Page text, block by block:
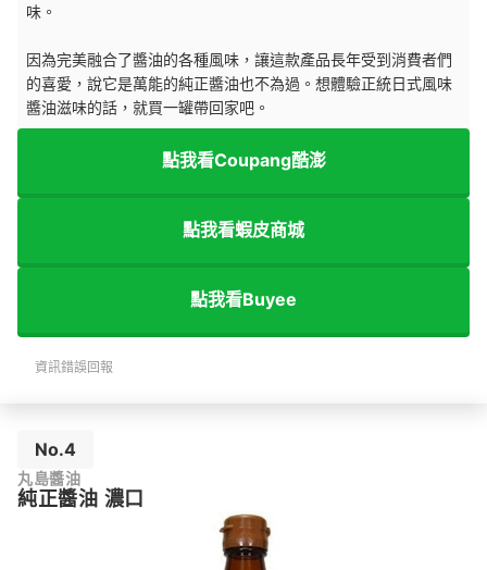
味。
因為完美融合了醬油的各種風味，讓這款產品長年受到消費者們
的喜愛，說它是萬能的純正醬油也不為過。想體驗正統日式風味
醬油滋味的話，就買一罐帶回家吧。
點我看Coupang酷澎
點我看蝦皮商城
點我看Buyee
資訊錯誤回報
No.4
丸島醬油
純正醬油 濃口